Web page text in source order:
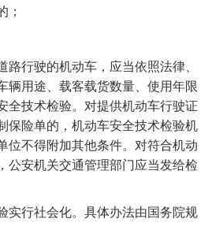
；
路行驶的机动车，应当依照法律、
辆用途、载客载货数量、使用年限
全技术检验。对提供机动车行驶证
保险单的，机动车安全技术检验机
位不得附加其他条件。对符合机动
公安机关交通管理部门应当发给检
实行社会化。具体办法由国务院规